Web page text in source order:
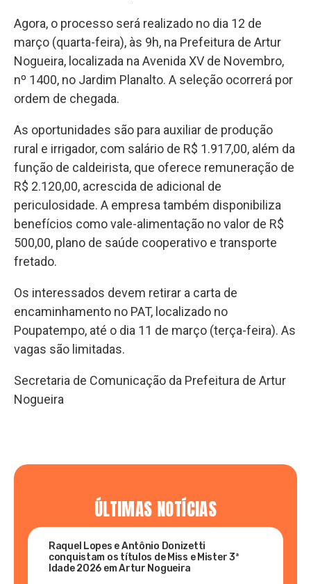
Agora, o processo será realizado no dia 12 de
março (quarta-feira), às 9h, na Prefeitura de Artur
Nogueira, localizada na Avenida XV de Novembro,
nº 1400, no Jardim Planalto. A seleção ocorrerá por
ordem de chegada.
As oportunidades são para auxiliar de produção
rural e irrigador, com salário de R$ 1.917,00, além da
função de caldeirista, que oferece remuneração de
R$ 2.120,00, acrescida de adicional de
periculosidade. A empresa também disponibiliza
benefícios como vale-alimentação no valor de R$
500,00, plano de saúde cooperativo e transporte
fretado.
Os interessados devem retirar a carta de
encaminhamento no PAT, localizado no
Poupatempo, até o dia 11 de março (terça-feira). As
vagas são limitadas.
Secretaria de Comunicação da Prefeitura de Artur
Nogueira
ÚLTIMAS NOTÍCIAS
Raquel Lopes e Antônio Donizetti
conquistam os títulos de Miss e Mister 3ª
Idade 2026 em Artur Nogueira